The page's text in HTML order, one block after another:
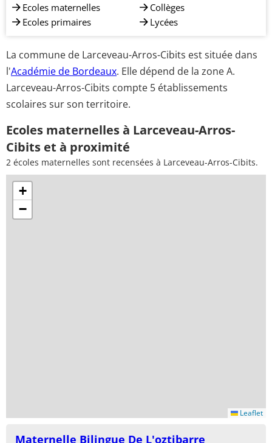
Ecoles maternelles
Ecoles primaires
Collèges
Lycées
La commune de Larceveau-Arros-Cibits est située dans
l'Académie de Bordeaux. Elle dépend de la zone A.
Larceveau-Arros-Cibits compte 5 établissements
scolaires sur son territoire.
Ecoles maternelles à Larceveau-Arros-
Cibits et à proximité
2 écoles maternelles sont recensées à Larceveau-Arros-Cibits.
+
−
Leaflet
Maternelle Bilingue De L'oztibarre